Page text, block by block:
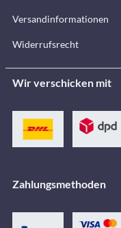
Versandinformationen
Widerrufsrecht
Wir verschicken mit
Zahlungsmethoden